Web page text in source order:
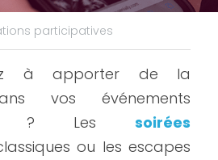
participatives
à apporter de la
vos événements
? Les soirées
ou les escapes